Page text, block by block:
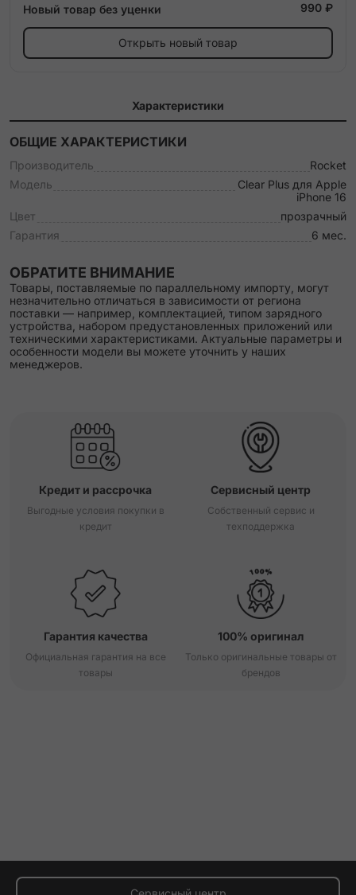
Новый товар без уценки 990 ₽
Открыть новый товар
Характеристики
ОБЩИЕ ХАРАКТЕРИСТИКИ
Производитель
Rocket
Модель
Clear Plus для Apple
iPhone 16
Цвет
прозрачный
Гарантия
6 мес.
ОБРАТИТЕ ВНИМАНИЕ
Товары, поставляемые по параллельному импорту, могут
незначительно отличаться в зависимости от региона
поставки — например, комплектацией, типом зарядного
устройства, набором предустановленных приложений или
техническими характеристиками. Актуальные параметры и
особенности модели вы можете уточнить у наших
менеджеров.
Кредит и рассрочка
Выгодные условия покупки в
кредит
Сервисный центр
Собственный сервис и
техподдержка
Гарантия качества
Официальная гарантия на все
товары
100% оригинал
Только оригинальные товары от
брендов